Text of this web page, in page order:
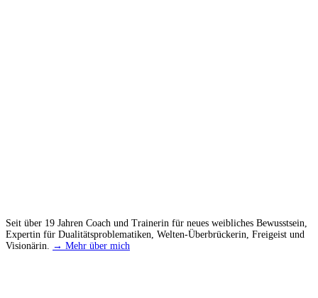
Seit über 19 Jahren Coach und Trainerin für neues weibliches Bewusstsein,
Expertin für Dualitätsproblematiken, Welten-Überbrückerin, Freigeist und
Visionärin.
→ Mehr über mich